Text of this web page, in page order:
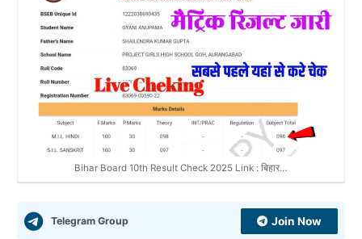
Bihar Board 10th Result Check 2025 Link : बिहार…
Telegram Group Join Now